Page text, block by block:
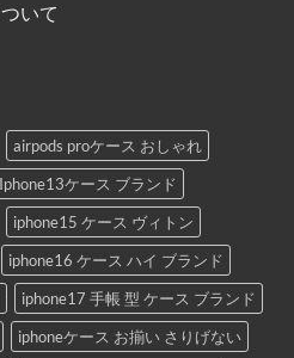
いて
airpods proケース おしゃれ
Iphone13ケース ブランド
iphone15 ケース ヴィトン
iphone16 ケース ハイ ブランド
iphone17 手帳 型 ケース ブランド
iphoneケース お揃い さりげない